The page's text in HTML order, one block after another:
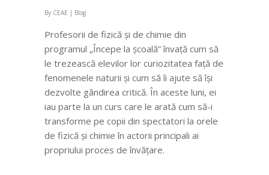
By CEAE | Blog
Profesorii de fizică și de chimie din
programul „Începe la școală” învață cum să
le trezească elevilor lor curiozitatea față de
fenomenele naturii și cum să îi ajute să își
dezvolte gândirea critică. În aceste luni, ei
iau parte la un curs care le arată cum să-i
transforme pe copii din spectatori la orele
de fizică și chimie în actorii principali ai
propriului proces de învățare.